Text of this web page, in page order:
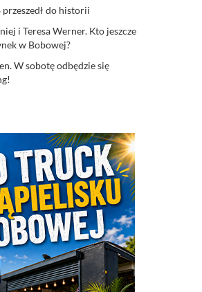
do historii
i Teresa Werner. Kto jeszcze
w Bobowej?
W sobotę odbędzie się